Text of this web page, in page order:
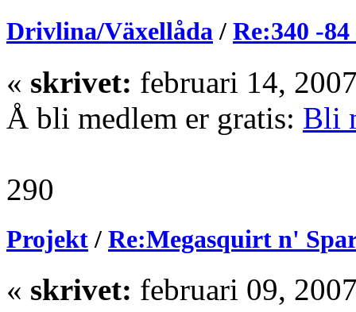
Drivlina/Växellåda/ Re:340 -
« skrivet: februari 14,
Å bli medlem er gratis: Bli
290
Projekt / Re:Megasquirt n'
« skrivet: februari 09,